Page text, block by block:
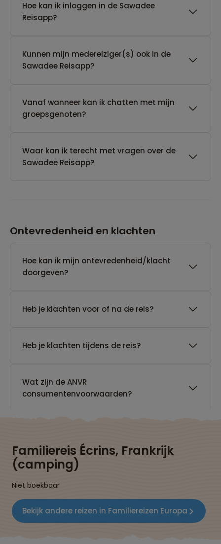
Hoe kan ik inloggen in de Sawadee
Reisapp?
Kunnen mijn medereiziger(s) ook in de
Sawadee Reisapp?
Vanaf wanneer kan ik chatten met mijn
groepsgenoten?
Waar kan ik terecht met vragen over de
Sawadee Reisapp?
Ontevredenheid en klachten
Hoe kan ik mijn ontevredenheid/klacht
doorgeven?
Heb je klachten voor of na de reis?
Heb je klachten tijdens de reis?
Wat zijn de ANVR
consumentenvoorwaarden?
Familiereis Écrins, Frankrijk
(camping)
Niet boekbaar
Bekijk andere reizen in Familiereizen Europa